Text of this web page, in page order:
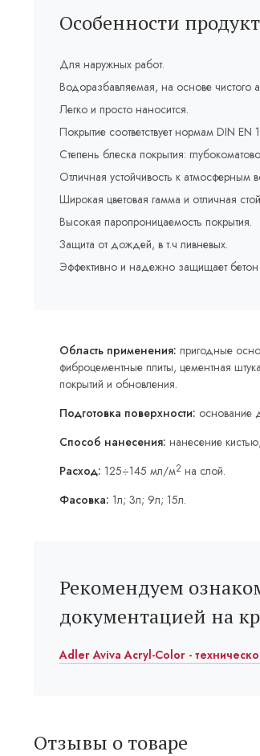
Особенности
Для наружных работ.
Водоразбавляемая, на основе чистого
Легко и просто наносится.
Покрытие соответствует нормам DIN EN
Степень блеска покрытия:
Отличная устойчивость к атмосферным
Широкая цветовая гамма и отличная
Высокая паропроницаемость покрытия.
Защита от дождей, в т.ч ливневых.
Эффективно и надежно защищает
Область применения: пригодные
фиброцементные плиты, цементная
покрытий и обновления.
Подготовка поверхности: основание
Способ нанесения: нанесение
Расход: 125÷145 мл/м2 на слой.
Фасовка: 1л; 3л; 9л; 15л.
Рекомендуем
документацией на
Adler Aviva Acryl-Color -
Отзывы о товаре